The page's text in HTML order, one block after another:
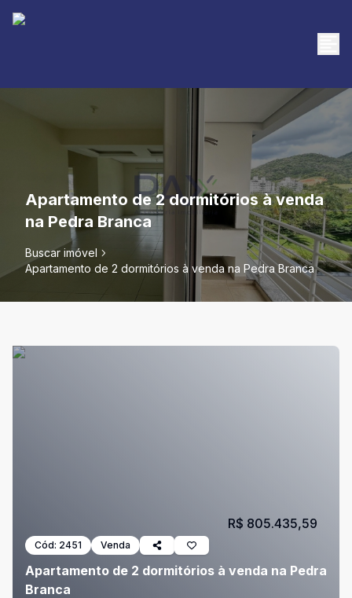
Apartamento de 2 dormitórios à venda
na Pedra Branca
Buscar imóvel
Apartamento de 2 dormitórios à venda na Pedra Branca
Cód: 2451 Venda
Apartamento de 2 dormitórios à venda na Pedra
Branca
R$ 805.435,59